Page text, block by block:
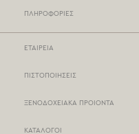
ΠΛΗΡΟΦΟΡΙΕΣ
ΕΤΑΙΡΕΙΑ
ΠΙΣΤΟΠΟΙΗΣΕΙΣ
ΞΕΝΟΔΟΧΕΙΑΚΑ ΠΡΟΙΟΝΤΑ
ΚΑΤΑΛΟΓΟΙ